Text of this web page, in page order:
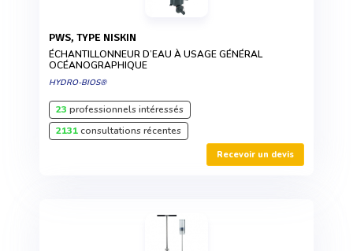
PWS, TYPE NISKIN
ÉCHANTILLONNEUR D’EAU À USAGE GÉNÉRAL
OCÉANOGRAPHIQUE
HYDRO-BIOS®
23 professionnels intéressés
2131consultations récentes
Recevoir un devis